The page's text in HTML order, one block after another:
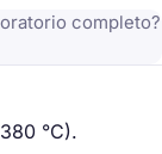
completo?
°C).